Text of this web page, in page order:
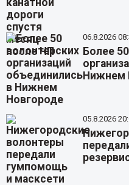
06.8.2026
Более
Нижнем
05.8.2026